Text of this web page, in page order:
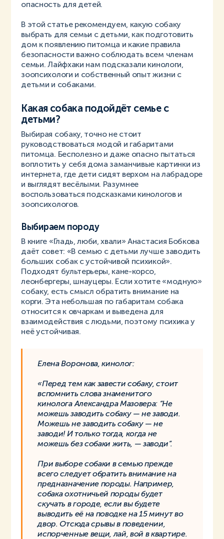
опасность для детей.
В этой статье рекомендуем, какую собаку
выбрать для семьи с детьми, как подготовить
дом к появлению питомца и какие правила
безопасности важно соблюдать всем членам
семьи. Лайфхаки нам подсказали кинологи,
зоопсихологи и собственный опыт жизни с
детьми и собаками.
Какая собака подойдёт семье с
детьми?
Выбирая собаку, точно не стоит
руководствоваться модой и габаритами
питомца. Бесполезно и даже опасно пытаться
воплотить у себя дома заманчивые картинки из
интернета, где дети сидят верхом на лабрадоре
и выглядят весёлыми. Разумнее
воспользоваться подсказками кинологов и
зоопсихологов.
Выбираем породу
В книге «Гладь, люби, хвали» Анастасия Бобкова
даёт совет: «В семью с детьми лучше заводить
больших собак с устойчивой психикой».
Подходят бультерьеры, кане-корсо,
леонбергеры, шнауцеры. Если хотите «модную»
собаку, есть смысл обратить внимание на
корги. Эта небольшая по габаритам собака
относится к овчаркам и выведена для
взаимодействия с людьми, поэтому психика у
неё устойчивая.
Елена Воронова, кинолог:
«Перед тем как завести собаку, стоит
вспомнить слова знаменитого
кинолога Александра Мазовера: “Не
можешь заводить собаку — не заводи.
Можешь не заводить собаку — не
заводи! И только тогда, когда не
можешь без собаки жить, — заводи”.
При выборе собаки в семью прежде
всего следует обратить внимание на
предназначение породы. Например,
собака охотничьей породы будет
скучать в городе, если вы будете
выводить её на поводке на 15 минут во
двор. Отсюда срывы в поведении,
испорченные вещи, лай, вой в квартире.